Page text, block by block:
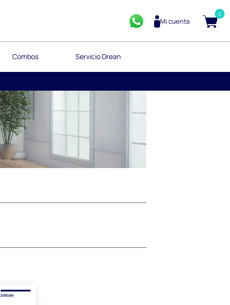
Mi cuenta
0
Combos Servicio Drean